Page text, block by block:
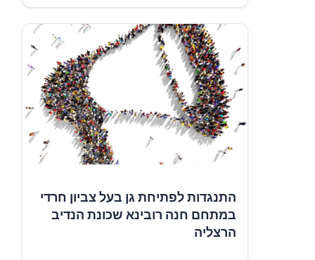
התנגדות לפתיחת גן בעל צביון חרדי
במתחם חנה רובינא שכונת הנדיב
הרצליה